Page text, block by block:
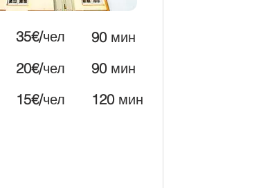
35€/чел 90 мин
20€/чел 90 мин
15€/чел 120 мин